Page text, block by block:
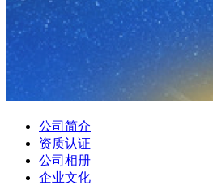
公司简介
资质认证
公司相册
企业文化